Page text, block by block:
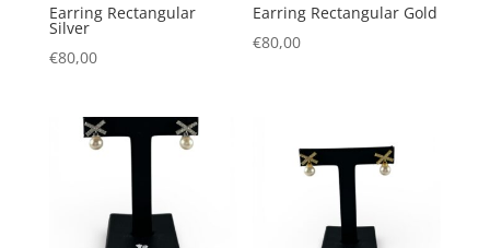
Earring Rectangular
Silver
€80,00
Earring Rectangular Gold
€80,00